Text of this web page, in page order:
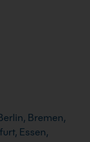
Bremen,
Essen,